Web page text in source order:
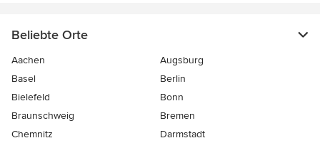
Beliebte Orte
Aachen
Augsburg
Basel
Berlin
Bielefeld
Bonn
Braunschweig
Bremen
Chemnitz
Darmstadt